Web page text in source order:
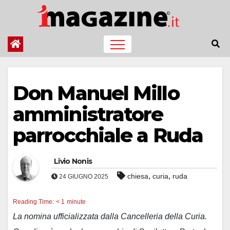
contenuto
Don Manuel Millo
amministratore
parrocchiale a Ruda
Livio Nonis
24 GIUGNO 2025 chiesa, curia, ruda
Reading Time: < 1 minute
La nomina ufficializzata dalla Cancelleria della Curia.